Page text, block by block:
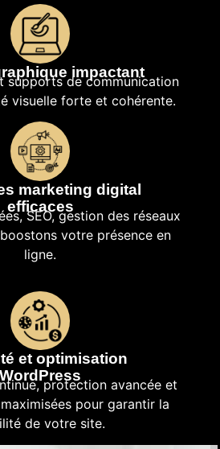
impactant
supports de communication
visuelle forte et cohérente.
marketing digital
efficaces
SEO, gestion des réseaux
votre présence en
ligne.
et optimisation
WordPress
protection avancée et
pour garantir la
de votre site.